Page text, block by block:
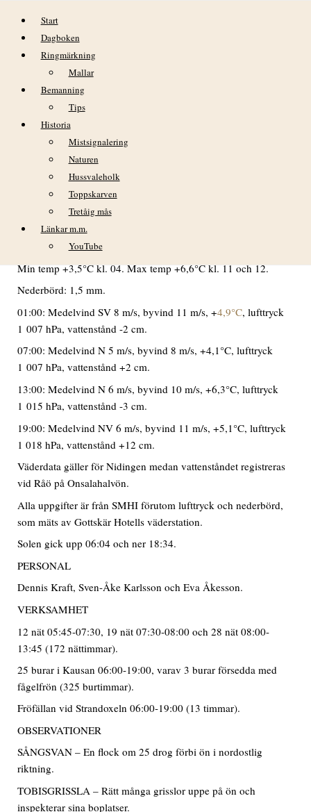
Hoppa till innehåll
Start
Dagboken
Ringmärkning
Mallar
Bemanning
Tips
Historia
Mistsignalering
Naturen
Hussvaleholk
Toppskarven
Tretåig mås
Länkar m.m.
YouTube
DAGBOK NIDINGENS FÅGELSTATION
– MÅNDAG 25 MARS 2019
VÄDER
Morgonen började med tunga moln och lätt regn. Regnet
upphörde rätt snart och molnen började skingras. Under
dagen växlande molnighet och e hel del sol.
Min temp +3,5°C kl. 04. Max temp +6,6°C kl. 11 och 12.
Nederbörd: 1,5 mm.
01:00: Medelvind SV 8 m/s, byvind 11 m/s, +4,9°C, lufttryck
1 007 hPa, vattenstånd -2 cm.
07:00: Medelvind N 5 m/s, byvind 8 m/s, +4,1°C, lufttryck
1 007 hPa, vattenstånd +2 cm.
13:00: Medelvind N 6 m/s, byvind 10 m/s, +6,3°C, lufttryck
1 015 hPa, vattenstånd -3 cm.
19:00: Medelvind NV 6 m/s, byvind 11 m/s, +5,1°C, lufttryck
1 018 hPa, vattenstånd +12 cm.
Väderdata gäller för Nidingen medan vattenståndet registreras
vid Råö på Onsalahalvön.
Alla uppgifter är från SMHI förutom lufttryck och nederbörd,
som mäts av Gottskär Hotells väderstation.
Solen gick upp 06:04 och ner 18:34.
PERSONAL
Dennis Kraft, Sven-Åke Karlsson och Eva Åkesson.
VERKSAMHET
12 nät 05:45-07:30, 19 nät 07:30-08:00 och 28 nät 08:00-
13:45 (172 nättimmar).
25 burar i Kausan 06:00-19:00, varav 3 burar försedda med
fågelfrön (325 burtimmar).
Fröfällan vid Strandoxeln 06:00-19:00 (13 timmar).
OBSERVATIONER
SÅNGSVAN – En flock om 25 drog förbi ön i nordostlig
riktning.
TOBISGRISSLA – Rätt många grisslor uppe på ön och
inspekterar sina boplatser.